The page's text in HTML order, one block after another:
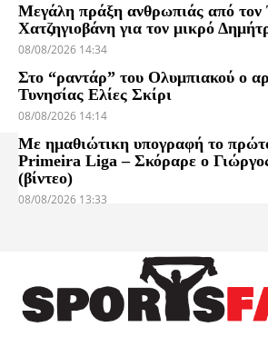
Μεγάλη πράξη ανθρωπιάς από τον
Χατζηγιοβάνη για τον μικρό
08/08/2026 14:34
Στο “ραντάρ” του Ολυμπιακού ο
Τυνησίας Ελίες Σκίρι
08/08/2026 14:14
Με ημαθιώτικη υπογραφή το
Primeira Liga – Σκόραρε ο
(βίντεο)
08/08/2026 13:33